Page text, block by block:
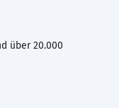
über 20.000